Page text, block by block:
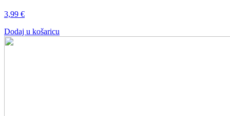
3,99 €
Dodaj u košaricu